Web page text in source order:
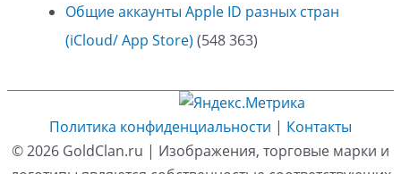
Общие аккаунты Apple ID разных стран
(iCloud/ App Store) (548 363)
Политика конфиденциальности | Контакты
© 2026 GoldClan.ru | Изображения, торговые марки и